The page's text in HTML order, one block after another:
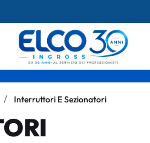
Interruttori E Sezionatori